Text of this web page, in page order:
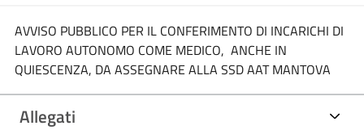
AVVISO PUBBLICO PER IL CONFERIMENTO DI INCARICHI DI
LAVORO AUTONOMO COME MEDICO, ANCHE IN
QUIESCENZA, DA ASSEGNARE ALLA SSD AAT MANTOVA
Allegati